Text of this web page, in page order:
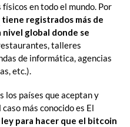
en todo el mundo. Por
tiene registrados más de
global donde se
talleres
de informática, agencias
etc.).
los países que aceptan y
más conocido es El
para hacer que el bitcoin